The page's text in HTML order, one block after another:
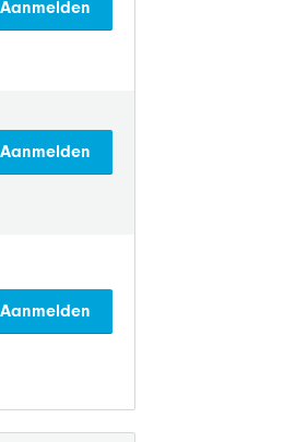
Aanmelden
Aanmelden
Aanmelden